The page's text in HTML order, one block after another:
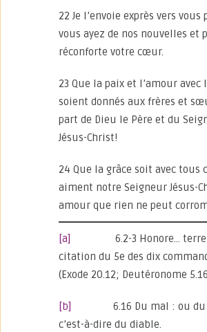
22 Je l’envoie exprès vers vous
vous ayez de nos nouvelles et
réconforte votre cœur.
23 Que la paix et l’amour avec
soient donnés aux frères et
part de Dieu le Père et du
Jésus-Christ!
24 Que la grâce soit avec tous
aiment notre Seigneur Jésus-
amour que rien ne peut
[a]
6.2-3 Honore… terre
citation du 5e des dix
(Exode 20.12; Deutéronome
[b]
6.16 Du mal : ou du
c’est-à-dire du diable.